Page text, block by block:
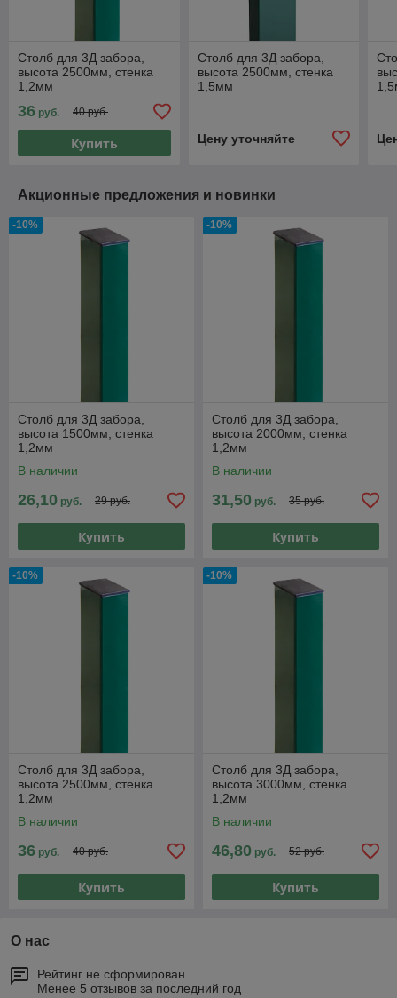
Столб для 3Д забора,
высота 2500мм, стенка
1,2мм
36 руб. 40 руб.
Купить
Столб для 3Д забора,
высота 2500мм, стенка
1,5мм
Цену уточняйте
Акционные предложения и новинки
-10%
Столб для 3Д забора,
высота 1500мм, стенка
1,2мм
В наличии
26,10 руб. 29 руб.
Купить
-10%
Столб для 3Д забора,
высота 2000мм, стенка
1,2мм
В наличии
31,50 руб. 35 руб.
Купить
-10%
Столб для 3Д забора,
высота 2500мм, стенка
1,2мм
В наличии
36 руб. 40 руб.
Купить
-10%
Столб для 3Д забора,
высота 3000мм, стенка
1,2мм
В наличии
46,80 руб. 52 руб.
Купить
О нас
Рейтинг не сформирован
Менее 5 отзывов за последний год